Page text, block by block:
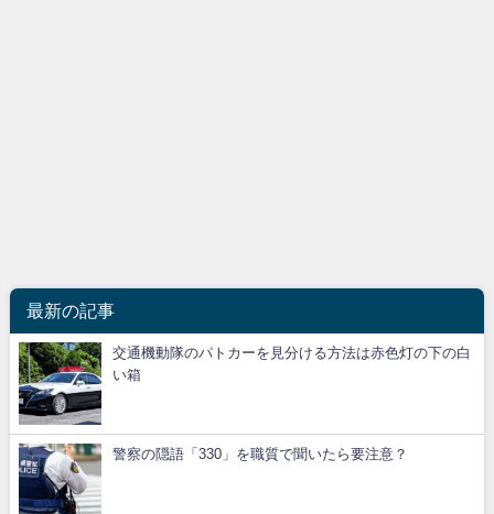
最新の記事
交通機動隊のパトカーを見分ける方法は赤色灯の下の白
い箱
警察の隠語「330」を職質で聞いたら要注意？